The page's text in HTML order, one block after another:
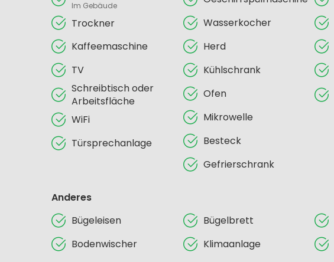
Im Gebäude
Trockner
Kaffeemaschine
TV
Schreibtisch oder
Arbeitsfläche
WiFi
Türsprechanlage
Wasserkocher
Herd
Kühlschrank
Ofen
Mikrowelle
Besteck
Gefrierschrank
Anderes
Bügeleisen
Bügelbrett
Bodenwischer
Klimaanlage